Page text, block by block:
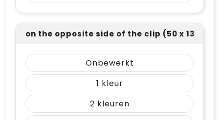
on the opposite side of the clip (50 x 13)
Onbewerkt
1
2